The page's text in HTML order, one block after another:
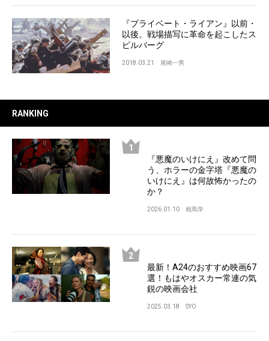
『プライベート・ライアン』以前・
以後。戦場描写に革命を起こしたス
ピルバーグ
2018.03.21 尾崎一男
RANKING
『悪魔のいけにえ』改めて問
う、ホラーの金字塔『悪魔の
いけにえ』は何故怖かったの
か？
2026.01.10 相馬学
最新！A24のおすすめ映画67
選！もはやオスカー常連の気
鋭の映画会社
2025.03.18 SYO